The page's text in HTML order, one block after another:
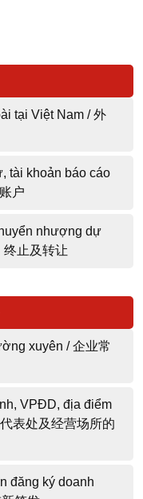
tại Việt Nam / 外
tài khoản báo cáo
户
nhượng dự
止及转让
xuyên / 企业常
VPĐD, địa điểm
表处及经营场所的
đăng ký doanh